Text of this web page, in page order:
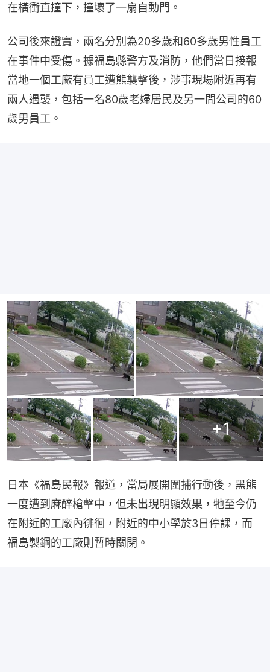
在橫衝直撞下，撞壞了一扇自動門。
公司後來證實，兩名分別為20多歲和60多歲男性員工
在事件中受傷。據福島縣警方及消防，他們當日接報
當地一個工廠有員工遭熊襲擊後，涉事現場附近再有
兩人遇襲，包括一名80歲老婦居民及另一間公司的60
歲男員工。
+1
日本《福島民報》報道，當局展開圍捕行動後，黑熊
一度遭到麻醉槍擊中，但未出現明顯效果，牠至今仍
在附近的工廠內徘徊，附近的中小學於3日停課，而
福島製鋼的工廠則暫時關閉。